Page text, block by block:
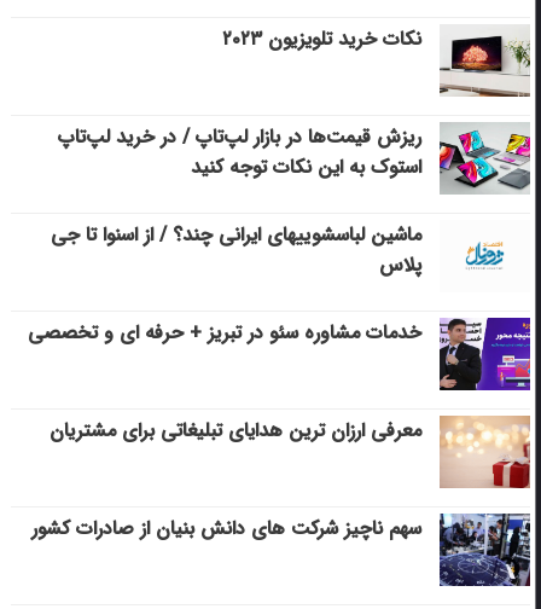
نکات خرید تلویزیون ۲۰۲۳
ریزش قیمت‌ها در بازار لپ‌تاپ / در خرید لپ‌تاپ
استوک به این نکات توجه کنید
ماشین لباسشویی‎های ایرانی چند؟ / از اسنوا تا جی
پلاس
خدمات مشاوره سئو در تبریز + حرفه ای و تخصصی
معرفی ارزان ترین هدایای تبلیغاتی برای مشتریان
سهم ناچیز شرکت های دانش بنیان از صادرات کشور